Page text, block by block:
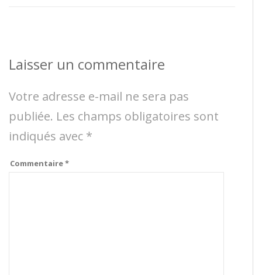
Laisser un commentaire
Votre adresse e-mail ne sera pas
publiée. Les champs obligatoires sont
indiqués avec *
Commentaire*